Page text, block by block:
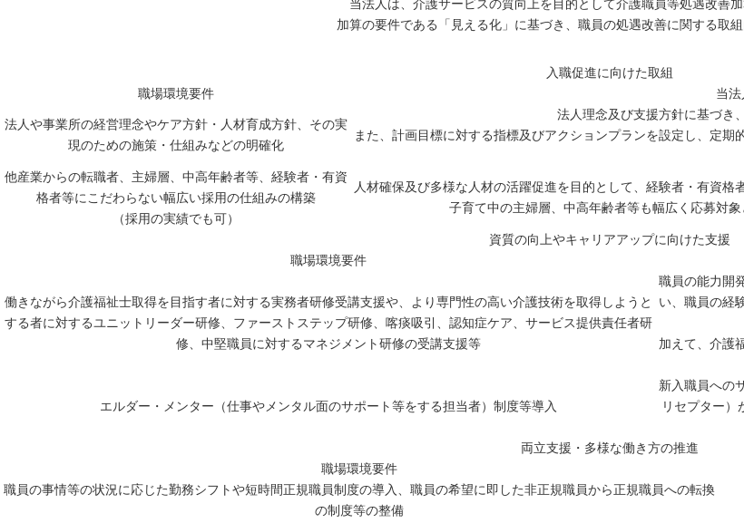
当法人は、介護サービスの質向上を目的として介護職員等処遇改善加
加算の要件である「見える化」に基づき、職員の処遇改善に関する取組
入職促進に向けた取組
職場環境要件
当
法人や事業所の経営理念やケア方針・人材育成方針、その実
現のための施策・仕組みなどの明確化
法人理念及び支援方針に基づき
また、計画目標に対する指標及びアクションプランを設定し、定
他産業からの転職者、主婦層、中高年齢者等、経験者・有資
格者等にこだわらない幅広い採用の仕組みの構築
（採用の実績でも可）
人材確保及び多様な人材の活躍促進を目的として、経験者・有資
子育て中の主婦層、中高年齢者等も幅広く応募対
資質の向上やキャリアアップに向けた支援
職場環境要件
働きながら介護福祉士取得を目指す者に対する実務者研修受講支援や、より専門性の高い介護技術を取得しようと
する者に対するユニットリーダー研修、ファーストステップ研修、喀痰吸引、認知症ケア、サービス提供責任者研
修、中堅職員に対するマネジメント研修の受講支援等
職員の能力開
い、職員の経
加えて、介護
エルダー・メンター（仕事やメンタル面のサポート等をする担当者）制度等導入
新入職員への
リセプター）
両立支援・多様な働き方の推進
職場環境要件
職員の事情等の状況に応じた勤務シフトや短時間正規職員制度の導入、職員の希望に即した非正規職員から正規職員への転換
の制度等の整備